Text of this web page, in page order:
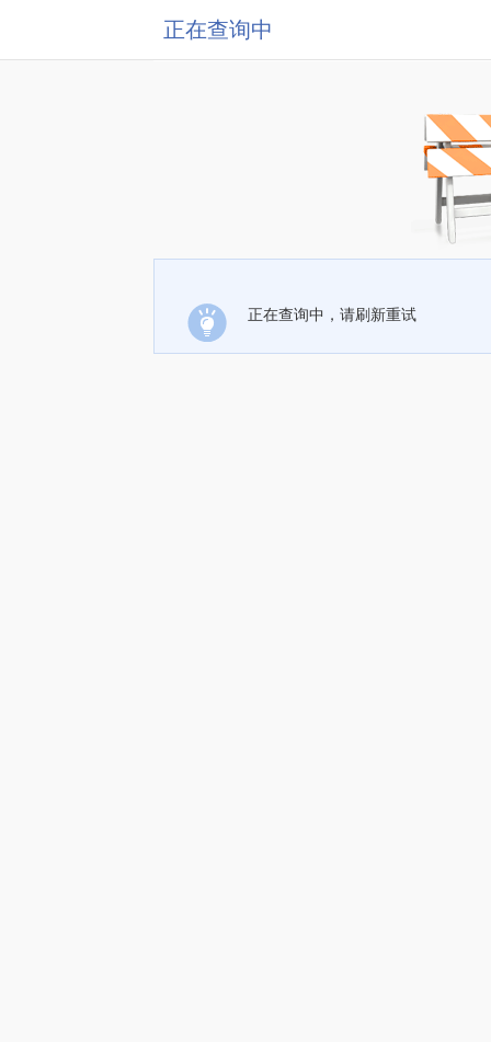
正在查询中
正在查询中，请刷新重试